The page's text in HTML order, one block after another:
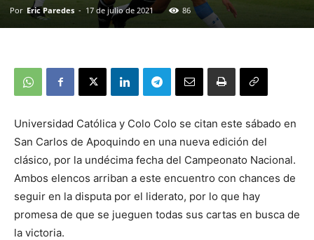
Por Eric Paredes - 17 de julio de 2021 86
Universidad Católica y Colo Colo se citan este sábado en
San Carlos de Apoquindo en una nueva edición del
clásico, por la undécima fecha del Campeonato Nacional.
Ambos elencos arriban a este encuentro con chances de
seguir en la disputa por el liderato, por lo que hay
promesa de que se jueguen todas sus cartas en busca de
la victoria.